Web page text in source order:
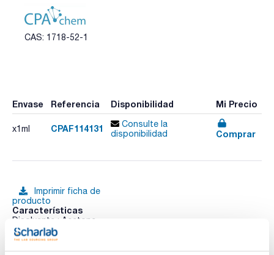
CAS: 1718-52-1
Envase Referencia Disponibilidad Mi Precio
x1ml CPAF114131
Consulte la
disponibilidad
Comprar
Imprimir ficha de
producto
Características
Disolvente : Acetone
Envase : Ampoule
Volumen : 1 mL
Conc. : 500 µg/ml